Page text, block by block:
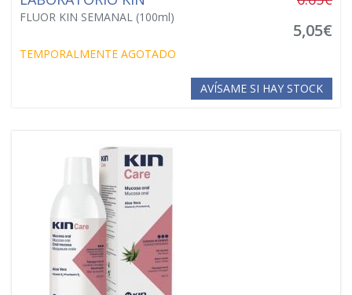
FLUOR KIN SEMANAL (100ml)
5,05€
TEMPORALMENTE AGOTADO
AVÍSAME SI HAY STOCK